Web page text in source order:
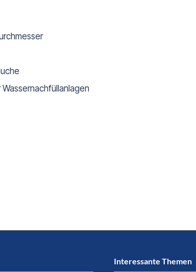
Interessante Themen